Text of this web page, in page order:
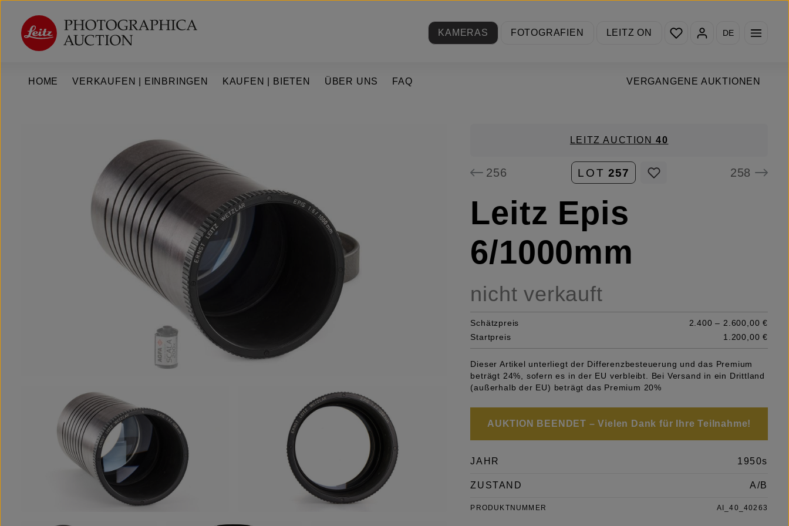
Hauptinhalt springen
Zur Hauptnavigation springen
KAMERAS
FOTOGRAFIEN LEITZ ON
Du hast 0 Produkte auf
DE
HOME VERGANGENE AUKTIONEN
VERKAUFEN | EINBRINGEN KAUFEN | BIETEN ÜBER UNS FAQ
LEITZ AUCTION40
256 LOT 257 258
Leitz Epis
6/1000mm
nicht verkauft
Schätzpreis
2.400 – 2.600,00 €
Startpreis
1.200,00 €
Dieser Artikel unterliegt der Differenzbesteuerung und das Premium
beträgt 24%, sofern es in der EU verbleibt. Bei Versand in ein Drittland
(außerhalb der EU) beträgt das Premium 20%
AUKTION BEENDET – Vielen Dank für Ihre Teilnahme!
JAHR 1950s
ZUSTAND A/B
PRODUKTNUMMER AI_40_40263